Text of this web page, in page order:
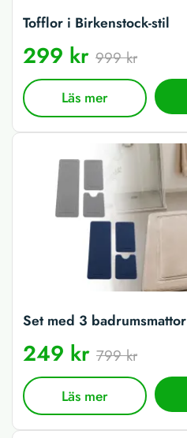
Tofflor i Birkenstock-stil
299 kr 999 kr
Läs mer
Set med 3 badrumsmattor
249 kr 799 kr
Läs mer